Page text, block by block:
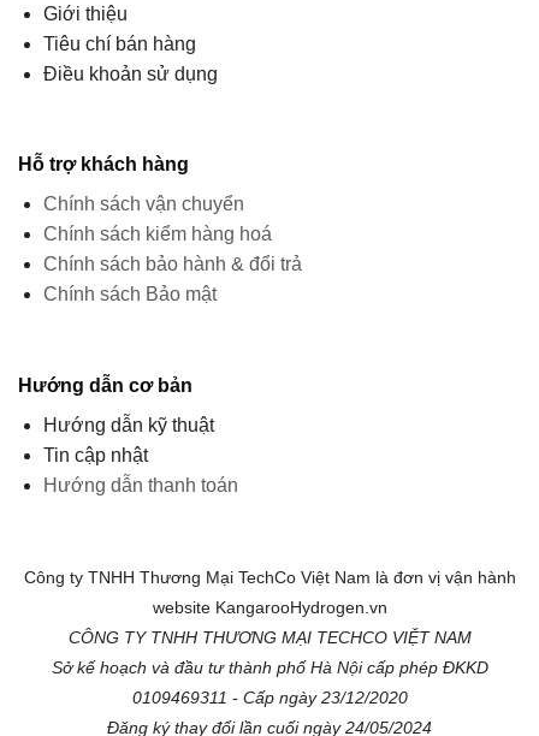
Giới thiệu
Tiêu chí bán hàng
Điều khoản sử dụng
Hỗ trợ khách hàng
Chính sách vận chuyển
Chính sách kiểm hàng hoá
Chính sách bảo hành & đổi trả
Chính sách Bảo mật
Hướng dẫn cơ bản
Hướng dẫn kỹ thuật
Tin cập nhật
Hướng dẫn thanh toán
Công ty TNHH Thương Mại TechCo Việt Nam là đơn vị vận hành
website KangarooHydrogen.vn
CÔNG TY TNHH THƯƠNG MẠI TECHCO VIỆT NAM
Sở kế hoạch và đầu tư thành phố Hà Nội cấp phép ĐKKD
0109469311 - Cấp ngày 23/12/2020
Đăng ký thay đổi lần cuối ngày 24/05/2024